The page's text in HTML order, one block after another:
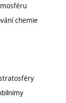
chemie